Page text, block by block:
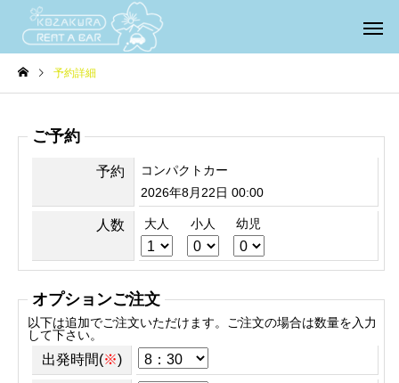
予約詳細
ご予約
予約
コンパクトカー
2026年8月22日 00:00
人数 大人 小人 幼児
オプションご注文
以下は追加でご注文いただけます。ご注文の場合は数量を入力
して下さい。
出発時間(※)